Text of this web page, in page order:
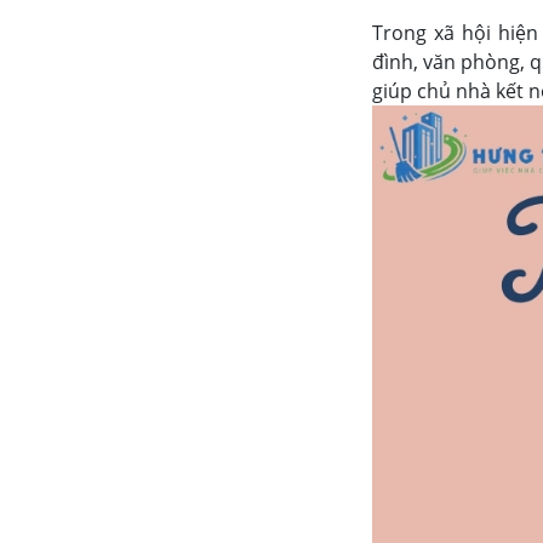
Trong xã hội
đình, văn phòng,
giúp chủ nhà kết